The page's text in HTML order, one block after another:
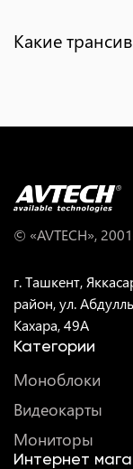
Какие
© «AVTECH»,
г. Ташкент,
район, ул.
Кахара, 49A
Категории
Моноблоки
Видеокарты
Мониторы
Интернет